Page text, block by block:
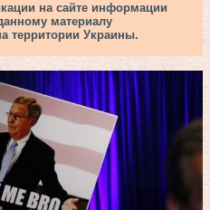
на сайте информации
материалу
территории Украины.